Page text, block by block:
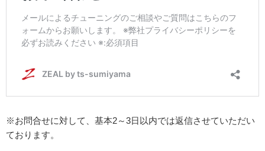
※お問合せに対して、基本2～3日以内では返信させていただい
ております。